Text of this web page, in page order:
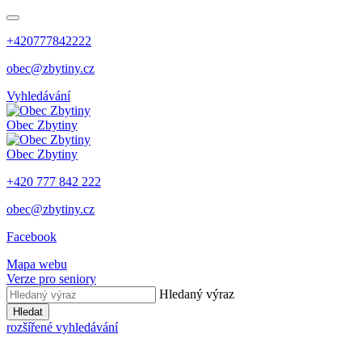
+420777842222
obec@zbytiny.cz
Vyhledávání
Obec Zbytiny
Obec Zbytiny
+420 777 842 222
obec@zbytiny.cz
Facebook
Mapa webu
Verze pro seniory
Hledaný výraz
Hledat
rozšířené vyhledávání